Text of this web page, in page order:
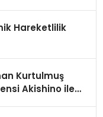
Hareketlilik
Kurtulmuş
Akishino ile